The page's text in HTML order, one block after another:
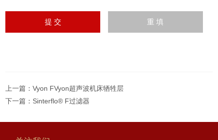
上一篇：Vyon FVyon超声波机床牺牲层
下一篇： Sinterflo® F过滤器